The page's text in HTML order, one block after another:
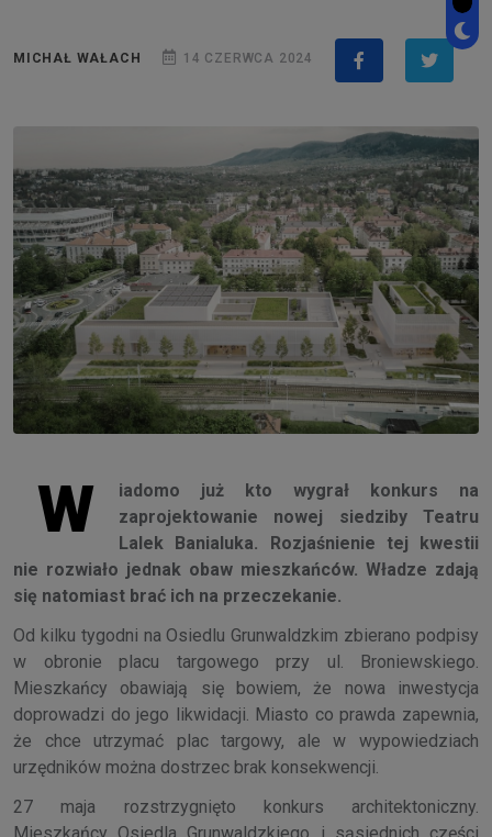
MICHAŁ WAŁACH 14 CZERWCA 2024
W
iadomo już kto wygrał konkurs na
zaprojektowanie nowej siedziby Teatru
Lalek Banialuka. Rozjaśnienie tej kwestii
nie rozwiało jednak obaw mieszkańców. Władze zdają
się natomiast brać ich na przeczekanie.
Od kilku tygodni na Osiedlu Grunwaldzkim zbierano podpisy
w obronie placu targowego przy ul. Broniewskiego.
Mieszkańcy obawiają się bowiem, że nowa inwestycja
doprowadzi do jego likwidacji. Miasto co prawda zapewnia,
że chce utrzymać plac targowy, ale w wypowiedziach
urzędników można dostrzec brak konsekwencji.
27 maja rozstrzygnięto konkurs architektoniczny.